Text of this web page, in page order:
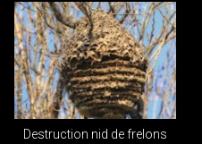
Destruction nid de frelons